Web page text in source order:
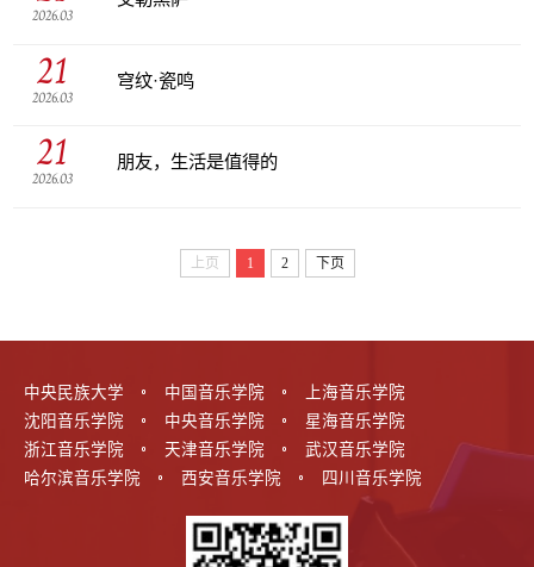
2026.03
21
2026.03
穹纹·瓷鸣
21
2026.03
朋友，生活是值得的
上页 1 2 下页
中央民族大学 中国音乐学院
上海音乐学院
沈阳音乐学院
中央音乐学院
星海音乐学院
浙江音乐学院
天津音乐学院
武汉音乐学院
哈尔滨音乐学院
西安音乐学院 四川音乐学院